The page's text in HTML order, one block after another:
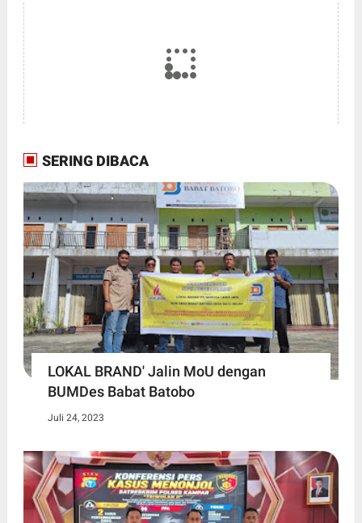
SERING DIBACA
LOKAL BRAND' Jalin MoU dengan
BUMDes Babat Batobo
Juli 24, 2023